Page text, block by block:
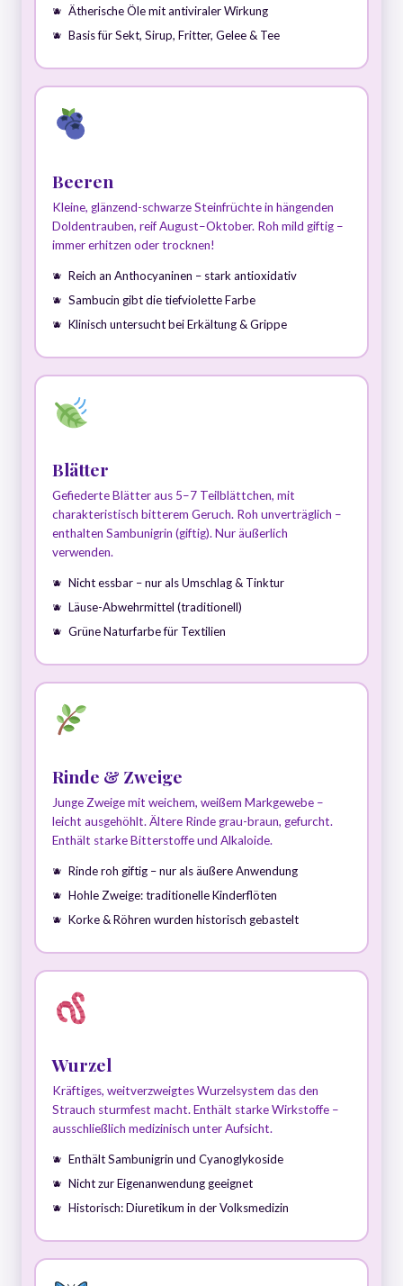
Ätherische Öle mit antiviraler Wirkung
Basis für Sekt, Sirup, Fritter, Gelee & Tee
Beeren
Kleine, glänzend-schwarze Steinfrüchte in hängenden
Doldentrauben, reif August–Oktober. Roh mild giftig –
immer erhitzen oder trocknen!
Reich an Anthocyaninen – stark antioxidativ
Sambucin gibt die tiefviolette Farbe
Klinisch untersucht bei Erkältung & Grippe
Blätter
Gefiederte Blätter aus 5–7 Teilblättchen, mit
charakteristisch bitterem Geruch. Roh unverträglich –
enthalten Sambunigrin (giftig). Nur äußerlich
verwenden.
Nicht essbar – nur als Umschlag & Tinktur
Läuse-Abwehrmittel (traditionell)
Grüne Naturfarbe für Textilien
Rinde & Zweige
Junge Zweige mit weichem, weißem Markgewebe –
leicht ausgehöhlt. Ältere Rinde grau-braun, gefurcht.
Enthält starke Bitterstoffe und Alkaloide.
Rinde roh giftig – nur als äußere Anwendung
Hohle Zweige: traditionelle Kinderflöten
Korke & Röhren wurden historisch gebastelt
Wurzel
Kräftiges, weitverzweigtes Wurzelsystem das den
Strauch sturmfest macht. Enthält starke Wirkstoffe –
ausschließlich medizinisch unter Aufsicht.
Enthält Sambunigrin und Cyanoglykoside
Nicht zur Eigenanwendung geeignet
Historisch: Diuretikum in der Volksmedizin